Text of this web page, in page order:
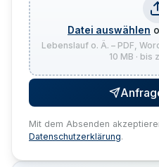
Datei auswählen
Lebenslauf o. Ä. – PDF,
10 MB · bis
Mit dem Absenden
Datenschutzerklärung.